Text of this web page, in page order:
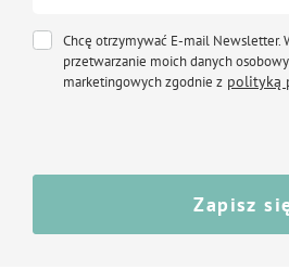
Chcę otrzymywać E-mail Newsletter.
przetwarzanie moich danych
marketingowych zgodnie z polityką
Zapisz